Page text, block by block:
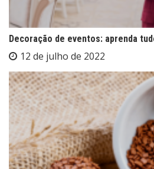
Decoração de eventos: aprenda
12 de julho de 2022